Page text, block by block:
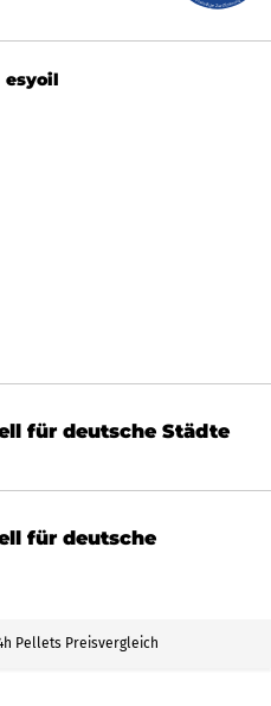
esyoil
für deutsche Städte
für deutsche
Pellets Preisvergleich